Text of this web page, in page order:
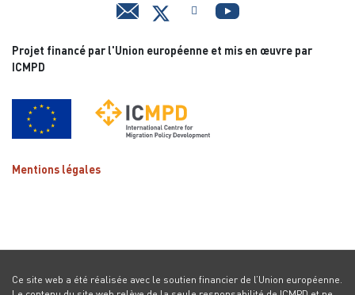
Projet financé par l'Union européenne et mis en œuvre par
ICMPD
Mentions légales
Ce site web a été réalisée avec le soutien financier de l’Union européenne.